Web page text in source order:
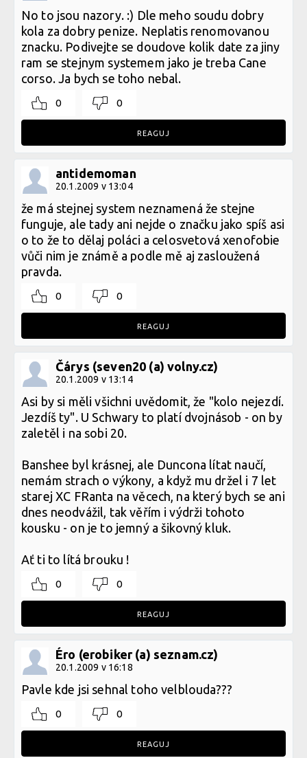
No to jsou nazory. :) Dle meho soudu dobry
kola za dobry penize. Neplatis renomovanou
znacku. Podivejte se doudove kolik date za jiny
ram se stejnym systemem jako je treba Cane
corso. Ja bych se toho nebal.
0 0
REAGUJ
antidemoman
20.1.2009 v 13:04
že má stejnej system neznamená že stejne
funguje, ale tady ani nejde o značku jako spíš asi
o to že to dělaj poláci a celosvetová xenofobie
vůči nim je známě a podle mě aj zasloužená
pravda.
0 0
REAGUJ
Čárys (seven20 (a) volny.cz)
20.1.2009 v 13:14
Asi by si měli všichni uvědomit, že "kolo nejezdí.
Jezdíš ty". U Schwary to platí dvojnásob - on by
zaletěl i na sobi 20.
Banshee byl krásnej, ale Duncona lítat naučí,
nemám strach o výkony, a když mu držel i 7 let
starej XC FRanta na věcech, na který bych se ani
dnes neodvážil, tak věřím i výdrži tohoto
kousku - on je to jemný a šikovný kluk.
Ať ti to lítá brouku !
0 0
REAGUJ
Éro (erobiker (a) seznam.cz)
20.1.2009 v 16:18
Pavle kde jsi sehnal toho velblouda???
0 0
REAGUJ